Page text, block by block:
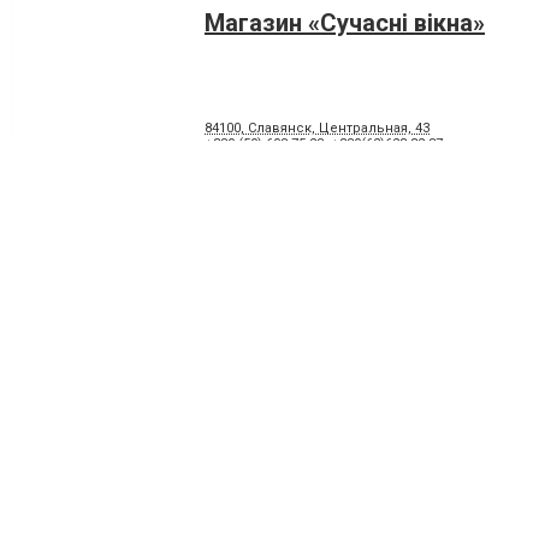
Магазин «Сучаснi вiкна»
84100, Славянск, Центральная, 43
+380 (50) 608-75-28
+380(62)623-32-87